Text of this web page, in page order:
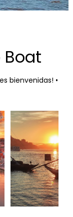
Boat
bienvenidas! •